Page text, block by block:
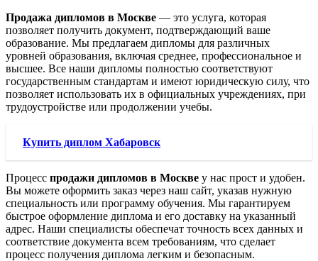
Продажа дипломов в Москве — это услуга, которая
позволяет получить документ, подтверждающий ваше
образование. Мы предлагаем дипломы для различных
уровней образования, включая среднее, профессиональное и
высшее. Все наши дипломы полностью соответствуют
государственным стандартам и имеют юридическую силу, что
позволяет использовать их в официальных учреждениях, при
трудоустройстве или продолжении учебы.
Купить диплом Хабаровск
Процесс продажи дипломов в Москве у нас прост и удобен.
Вы можете оформить заказ через наш сайт, указав нужную
специальность или программу обучения. Мы гарантируем
быстрое оформление диплома и его доставку на указанный
адрес. Наши специалисты обеспечат точность всех данных и
соответствие документа всем требованиям, что сделает
процесс получения диплома легким и безопасным.